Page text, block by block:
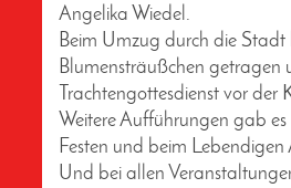
Angelika Wiedel.
Beim Umzug durch die Stadt
Blumensträußchen getragen
Trachtengottesdienst vor der
Weitere Aufführungen gab es
Festen und beim Lebendigen
Und bei allen